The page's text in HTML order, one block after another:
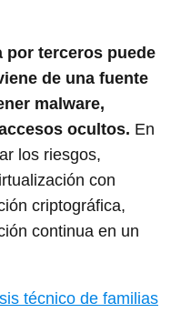
por terceros puede
de una fuente
malware,
ocultos. En
los riesgos,
con
criptográfica,
continua en un
técnico de familias